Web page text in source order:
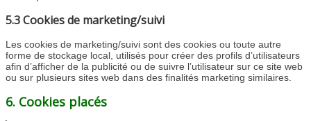
5.3 Cookies de marketing/suivi
Les cookies de marketing/suivi sont des cookies ou toute autre
forme de stockage local, utilisés pour créer des profils d’utilisateurs
afin d’afficher de la publicité ou de suivre l’utilisateur sur ce site web
ou sur plusieurs sites web dans des finalités marketing similaires.
6. Cookies placés